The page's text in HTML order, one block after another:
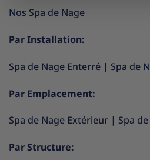
Nos Spa de Nage
Par Installation:
Spa de Nage Enterré | Spa de
Par Emplacement:
Spa de Nage Extérieur | Spa
Par Structure: